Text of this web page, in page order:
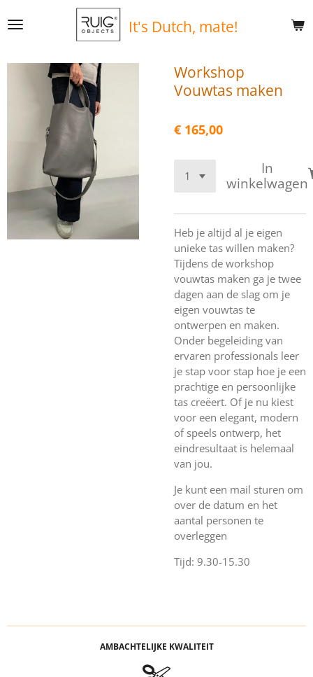
direct
hoofdinhoud
It's Dutch, mate!
Workshop
Vouwtas maken
€ 165,00
In
winkelwagen
Heb je altijd al je eigen
unieke tas willen maken?
Tijdens de workshop
vouwtas maken ga je twee
dagen aan de slag om je
eigen vouwtas te
ontwerpen en maken.
Onder begeleiding van
ervaren professionals leer
je stap voor stap hoe je een
prachtige en persoonlijke
tas creëert. Of je nu kiest
voor een elegant, modern
of speels ontwerp, het
eindresultaat is helemaal
van jou.
Je kunt een mail sturen om
over de datum en het
aantal personen te
overleggen
Tijd: 9.30-15.30
AMBACHTELIJKE KWALITEIT